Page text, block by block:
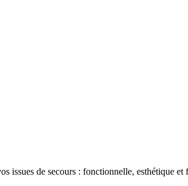
de secours : fonctionnelle, esthétique et